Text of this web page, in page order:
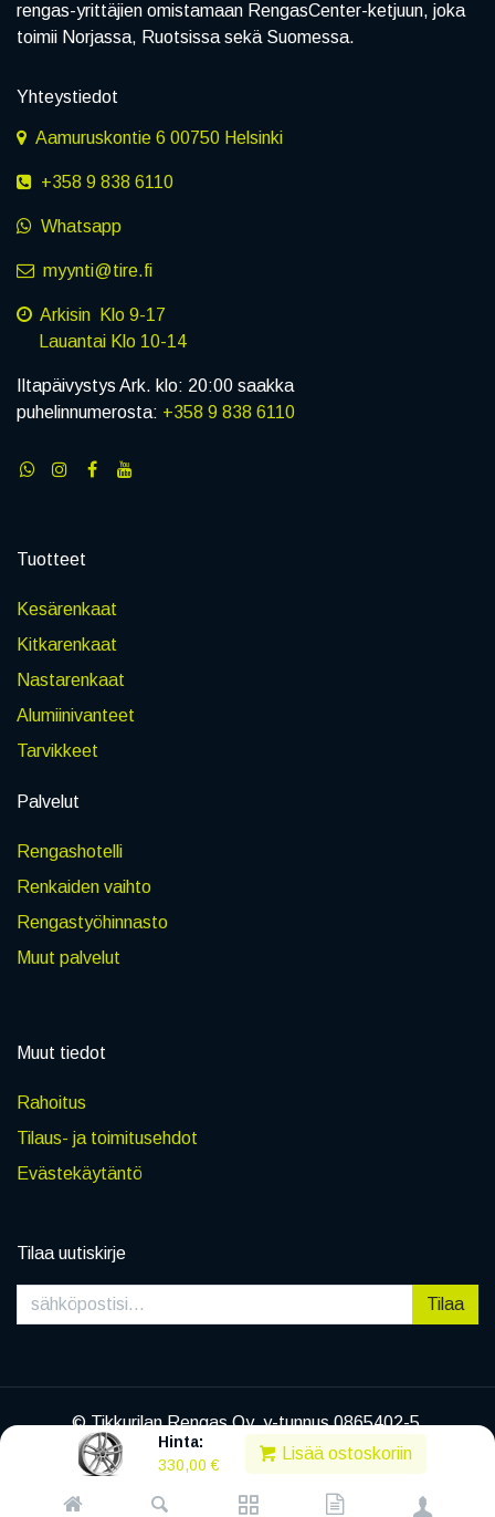
Hinta:
330,00 €
Lisää ostoskoriin
rengas-yrittäjien omistamaan RengasCenter-ketjuun, joka
toimii Norjassa, Ruotsissa sekä Suomessa.
Yhteystiedot
Aamuruskontie 6 00750 Helsinki
+358 9 838 6110
Whatsapp
myynti@tire.fi
Arkisin Klo 9-17
Lauantai Klo 10-14
Iltapäivystys Ark. klo: 20:00 saakka
puhelinnumerosta: +358 9 838 6110
Tuotteet
Kesärenkaat
Kitkarenkaat
Nastarenkaat
Alumiinivanteet
Tarvikkeet
Palvelut
Rengashotelli
Renkaiden vaihto
Rengastyöhinnasto
Muut palvelut
Muut tiedot
Rahoitus
Tilaus- ja toimitusehdot
Evästekäytäntö
Tilaa uutiskirje
Tilaa
© Tikkurilan Rengas Oy, y-tunnus 0865402-5
|Tietosuojaseloste
Powered byLegenda EC